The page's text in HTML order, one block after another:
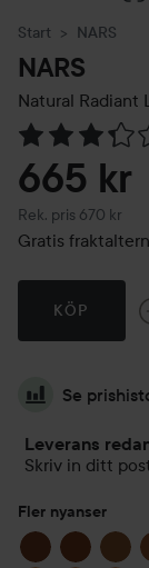
Start NARS
NARS
Natural Radiant
Hoppa till
665 kr
Rek. pris 670 kr
Rekommenderat
Gratis
KÖP
Se
Leverans
Skriv in ditt
Fler nyanser